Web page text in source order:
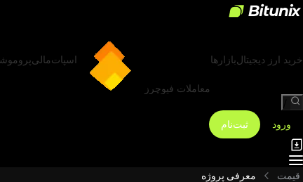
خرید ارز دیجیتالبازارها
معاملات فیوچرز
اسپاتمالی
ورود
ثبت‌نام
قیمت معرفی پروژه